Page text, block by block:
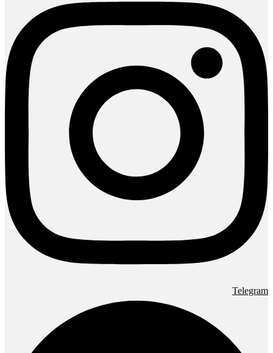
Telegram